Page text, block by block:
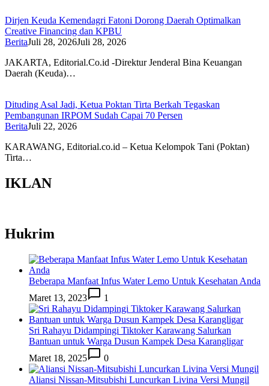
Dirjen Keuda Kemendagri Fatoni Dorong Daerah Optimalkan
Creative Financing dan KPBU
BeritaJuli 28, 2026Juli 28, 2026
JAKARTA, Editorial.Co.id -Direktur Jenderal Bina Keuangan
Daerah (Keuda)…
Dituding Asal Jadi, Ketua Poktan Tirta Berkah Tegaskan
Pembangunan IRPOM Sudah Capai 70 Persen
BeritaJuli 22, 2026
KARAWANG, Editorial.co.id – Ketua Kelompok Tani (Poktan)
Tirta…
IKLAN
Hukrim
Beberapa Manfaat Infus Water Lemo Untuk Kesehatan Anda
Maret 13, 2023
1
Sri Rahayu Didampingi Tiktoker Karawang Salurkan
Bantuan untuk Warga Dusun Kampek Desa Karangligar
Maret 18, 2025
0
Aliansi Nissan-Mitsubishi Luncurkan Livina Versi Mungil